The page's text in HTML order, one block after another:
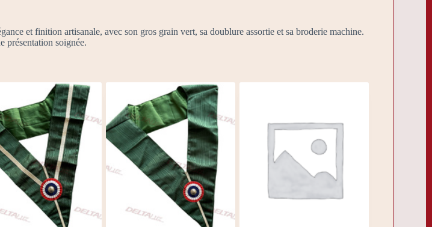
et finition artisanale, avec son gros grain vert, sa doublure assortie et sa broderie machine.
présentation soignée.